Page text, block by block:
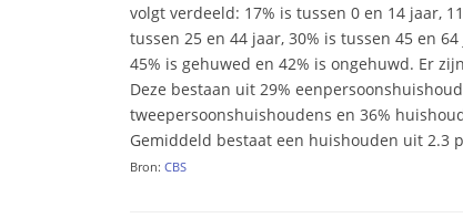
volgt verdeeld: 17% is tussen 0 en 14 jaar,
tussen 25 en 44 jaar, 30% is tussen 45 en
45% is gehuwed en 42% is ongehuwd. Er
Deze bestaan uit 29%
tweepersoonshuishoudens en 36%
Gemiddeld bestaat een huishouden uit 2.3
Bron: CBS